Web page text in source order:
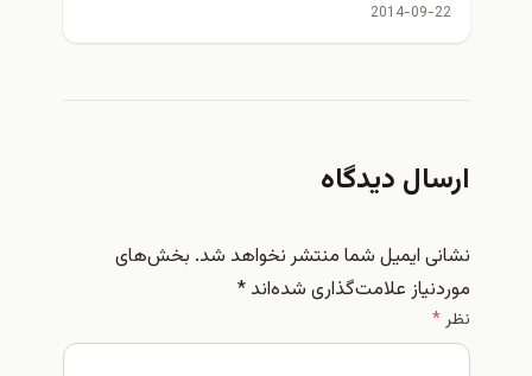
2014-09-22
ارسال دیدگاه
نشانی ایمیل شما منتشر نخواهد شد. بخش‌های
موردنیاز علامت‌گذاری شده‌اند*
نظر*